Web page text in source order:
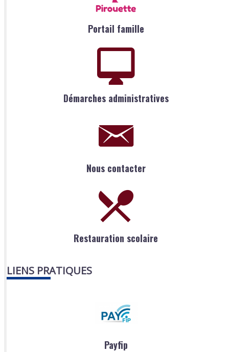
Portail famille
Démarches administratives
Nous contacter
Restauration scolaire
LIENS PRATIQUES
Payfip